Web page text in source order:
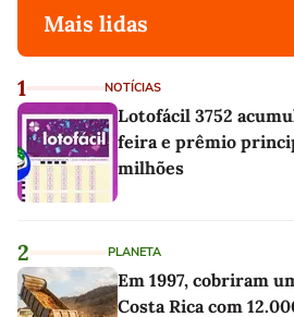
Mais lidas
1 NOTÍCIAS
Lotofácil 3752
feira e prêmio
milhões
2 PLANETA
Em 1997, cobriram
Costa Rica com